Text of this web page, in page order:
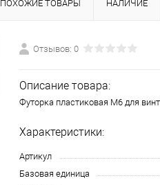
ПОХОЖИЕ ТОВАРЫ НАЛИЧИЕ
Отзывов: 0
Описание товара:
Футорка пластиковая M6 для
Характеристики:
Артикул
Базовая единица